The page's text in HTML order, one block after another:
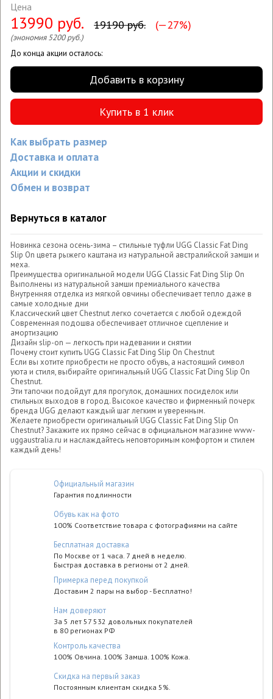
Цена
13990 руб. 19190 руб. (—27%)
(энономия 5200 руб.)
До конца акции осталось:
Добавить в корзину
Купить в 1 клик
Как выбрать размер
Доставка и оплата
Акции и скидки
Обмен и возврат
Вернуться в каталог
Новинка сезона осень-зима – стильные туфли UGG Classic Fat Ding
Slip On цвета рыжего каштана из натуральной австралийской замши и
меха.
Преимущества оригинальной модели UGG Classic Fat Ding Slip On
Выполнены из натуральной замши премиального качества
Внутренняя отделка из мягкой овчины обеспечивает тепло даже в
самые холодные дни
Классический цвет Chestnut легко сочетается с любой одеждой
Современная подошва обеспечивает отличное сцепление и
амортизацию
Дизайн slip-on — легкость при надевании и снятии
Почему стоит купить UGG Classic Fat Ding Slip On Chestnut
Если вы хотите приобрести не просто обувь, а настоящий символ
уюта и стиля, выбирайте оригинальный UGG Classic Fat Ding Slip On
Chestnut.
Эти тапочки подойдут для прогулок, домашних посиделок или
стильных выходов в город. Высокое качество и фирменный почерк
бренда UGG делают каждый шаг легким и уверенным.
Желаете приобрести оригинальный UGG Classic Fat Ding Slip On
Chestnut? Закажите их прямо сейчас в официальном магазине www-
uggaustralia.ru и наслаждайтесь неповторимым комфортом и стилем
каждый день!
Официальный магазин
Гарантия подлинности
Обувь как на фото
100% Соответствие товара с фотографиями на сайте
Бесплатная доставка
По Москве от 1 часа. 7 дней в неделю.
Быстрая доставка в регионы от 2 дней.
Примерка перед покупкой
Доставим 2 пары на выбор - Бесплатно!
Нам доверяют
За 5 лет 57 532 довольных покупателей
в 80 регионах РФ
Контроль качества
100% Овчина. 100% Замша. 100% Кожа.
Cкидка на первый заказ
Постоянным клиентам скидка 5%.